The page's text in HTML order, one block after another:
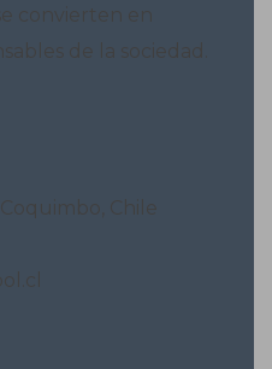
convierten en
de la sociedad.
Chile